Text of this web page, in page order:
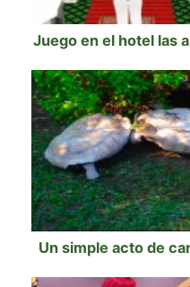
Juego en el hotel las
Un simple acto de